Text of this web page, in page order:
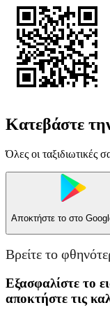
Κατεβάστε
Όλες οι ταξιδιωτικές
Αποκτήστε το στο
Βρείτε το
Εξασφαλίστε το
αποκτήστε τις